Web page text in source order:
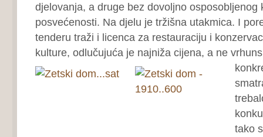
djelovanja, a druge bez dovoljno osposobljenog
posvećenosti. Na djelu je tržišna utakmica. I
tenderu traži i licenca za restauraciju i
kulture, odlučujuća je najniža cijena, a ne
tako